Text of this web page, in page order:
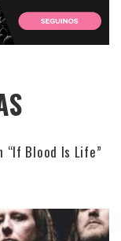
“If Blood Is Life”